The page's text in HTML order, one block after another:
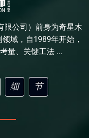
限公司）前身为奇星木
域，自1989年开始，
量、关键工法 ...
细
节